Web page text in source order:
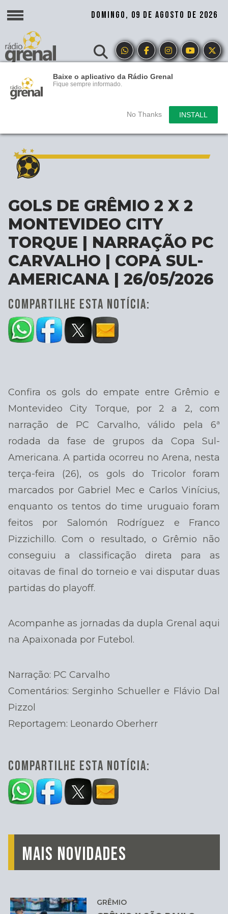
Baixe o aplicativo da Rádio Grenal
Fique sempre informado.
No Thanks INSTALL
DOMINGO, 09 DE AGOSTO DE 2026
GOLS DE GRÊMIO 2 X 2
MONTEVIDEO CITY
TORQUE | NARRAÇÃO PC
CARVALHO | COPA SUL-
AMERICANA | 26/05/2026
COMPARTILHE ESTA NOTÍCIA:
Confira os gols do empate entre Grêmio e
Montevideo City Torque, por 2 a 2, com
narração de PC Carvalho, válido pela 6ª
rodada da fase de grupos da Copa Sul-
Americana. A partida ocorreu no Arena, nesta
terça-feira (26), os gols do Tricolor foram
marcados por Gabriel Mec e Carlos Vinícius,
enquanto os tentos do time uruguaio foram
feitos por Salomón Rodríguez e Franco
Pizzichillo. Com o resultado, o Grêmio não
conseguiu a classificação direta para as
oitavas de final do torneio e vai disputar duas
partidas do playoff.
Acompanhe as jornadas da dupla Grenal aqui
na Apaixonada por Futebol.
Narração: PC Carvalho
Comentários: Serginho Schueller e Flávio Dal
Pizzol
Reportagem: Leonardo Oberherr
COMPARTILHE ESTA NOTÍCIA:
MAIS NOVIDADES
GRÊMIO